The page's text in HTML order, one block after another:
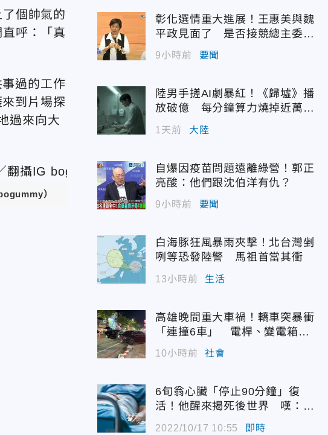
個帥氣的
呼：「真
過的工作
到片場探
過來向大
）
彰化選情重大進展！王惠美與魏
平政見面了 是否接競總主委態
度曝光
9小時前 要聞
陸男手搓AI劇暴紅！《歸墟》播
放破億 每分鐘算力燒掉近萬台
1天前 大陸
自爆因疫苗問題遠離綠營！郭正
亮酸：他們跟沈伯洋有仇？
9小時前 要聞
白海豚狂風暴雨夾擊！北台灣剉
咧等恐發陸警 馬祖首當其衝
13小時前 生活
高雄晚間重大車禍！轎車突暴衝
「連撞6車」 電桿、變電箱全
遭殃
10小時前 社會
6旬翁心臟「停止90分鐘」復
活！他醒來揭死後世界 嘆：很
2022/10/17 10:55 即時